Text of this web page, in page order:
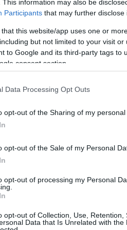
This information may also be
Participants that may further disclose
that this website/app uses one or
but not limited to your visit
to Google and its third-party tags to
consent section.
Data Processing Opt Outs
opt-out of the Sharing of my personal
opt-out of the Sale of my Personal
opt-out of processing my Personal
opt-out of Collection, Use, Retention,
Data that Is Unrelated with the
ημέρες και την κεντρική
από το νερό με την
καλύψει τα πάντα.
προβλήματα